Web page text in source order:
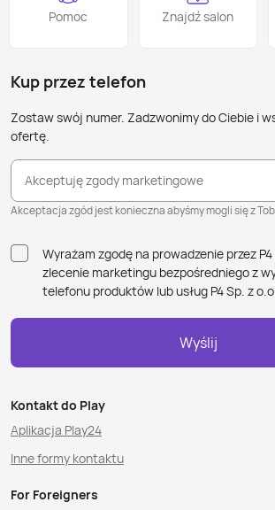
Pomoc Znajdź salon
Kup przez telefon
Zostaw swój numer. Zadzwonimy do Ciebie i
ofertę.
Akceptuję zgody marketingowe
Akceptacja zgód jest konieczna abyśmy mogli się z
Wyrażam zgodę na prowadzenie przez
zlecenie marketingu bezpośredniego z
telefonu produktów lub usług P4 Sp. z
Wyślij
Kontakt do Play
Aplikacja Play24
Inne formy kontaktu
For Foreigners